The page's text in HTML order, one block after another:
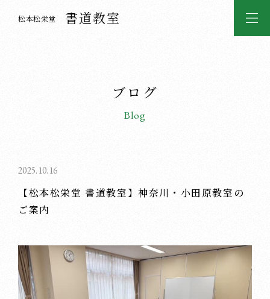
松本松栄堂 書道教室
ブログ
Blog
2025.10.16
【松本松栄堂 書道教室】神奈川・小田原教室の
ご案内